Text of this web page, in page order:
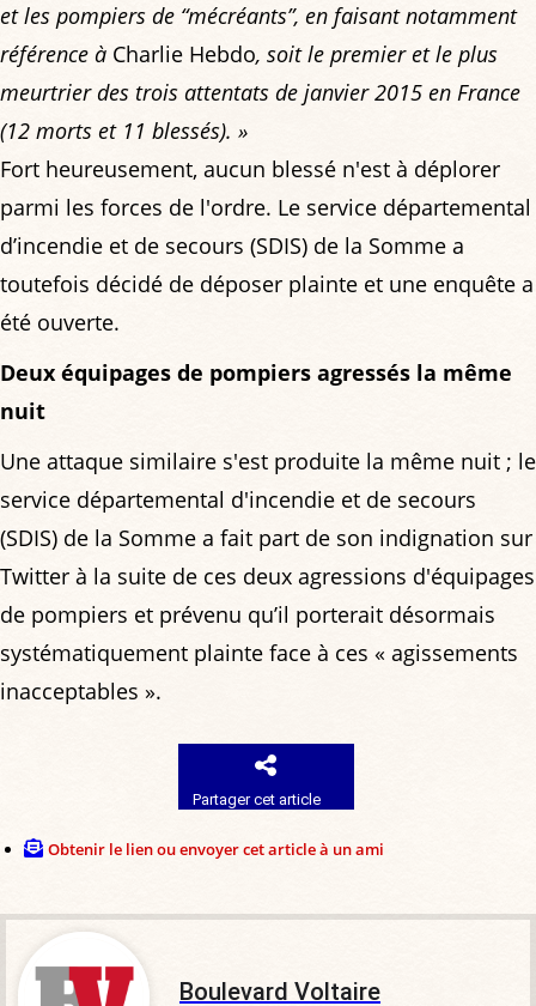
et les pompiers de “mécréants”, en faisant notamment
référence à Charlie Hebdo, soit le premier et le plus
meurtrier des trois attentats de janvier 2015 en France
(12 morts et 11 blessés). »
Fort heureusement, aucun blessé n'est à déplorer
parmi les forces de l'ordre. Le service départemental
d’incendie et de secours (SDIS) de la Somme a
toutefois décidé de déposer plainte et une enquête a
été ouverte.
Deux équipages de pompiers agressés la même
nuit
Une attaque similaire s'est produite la même nuit ; le
service départemental d'incendie et de secours
(SDIS) de la Somme a fait part de son indignation sur
Twitter à la suite de ces deux agressions d'équipages
de pompiers et prévenu qu’il porterait désormais
systématiquement plainte face à ces « agissements
inacceptables ».
Partager cet article
Obtenir le lien ou envoyer cet article à un ami
Boulevard Voltaire